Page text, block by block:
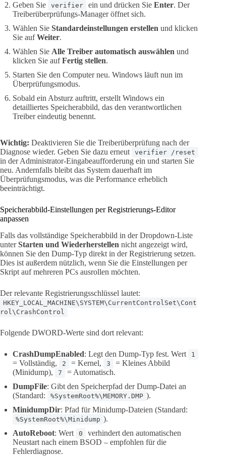
Geben Sie
verifier ein und drücken Sie Enter. Der
Treiberüberprüfungs-Manager öffnet sich.
Wählen Sie Standardeinstellungen erstellen und klicken
Sie aufWeiter.
Wählen Sie Alle Treiber automatisch auswählen und
klicken Sie aufFertig stellen.
Starten Sie den Computer neu. Windows läuft nun im
Überprüfungsmodus.
Sobald ein Absturz auftritt, erstellt Windows ein
detailliertes Speicherabbild, das den verantwortlichen
Treiber eindeutig benennt.
Wichtig: Deaktivieren Sie die Treiberüberprüfung nach der
Diagnose wieder. Geben Sie dazu erneut
verifier /reset
in der Administrator-Eingabeaufforderung ein und starten Sie
neu. Andernfalls bleibt das System dauerhaft im
Überprüfungsmodus, was die Performance erheblich
beeinträchtigt.
Speicherabbild-Einstellungen per Registrierungs-Editor
anpassen
Falls das vollständige Speicherabbild in der Dropdown-Liste
unterStarten und Wiederherstellen nicht angezeigt wird,
können Sie den Dump-Typ direkt in der Registrierung setzen.
Dies ist außerdem nützlich, wenn Sie die Einstellungen per
Skript auf mehreren PCs ausrollen möchten.
Der relevante Registrierungsschlüssel lautet:
HKEY_LOCAL_MACHINE\SYSTEM\CurrentControlSet\Cont
rol\CrashControl
Folgende DWORD-Werte sind dort relevant:
CrashDumpEnabled: Legt den Dump-Typ fest. Wert 1
= Vollständig, 2 = Kernel, 3
= Kleines Abbild
(Minidump),
7
= Automatisch.
DumpFile: Gibt den Speicherpfad der Dump-Datei an
(Standard:
%SystemRoot%\MEMORY.DMP ).
MinidumpDir: Pfad für Minidump-Dateien (Standard:
%SystemRoot%\Minidump ).
AutoReboot: Wert 0
verhindert den automatischen
Neustart nach einem BSOD – empfohlen für die
Fehlerdiagnose.